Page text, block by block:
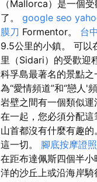
（Mallorca）是一個
了。 google seo
膜刀 Formentor。 台
9.5公里的小鎮。 可以
里（Sidari）的受歡迎
科孚島最著名的景點之
為“愛情頻道”和“戀人'
岩壁之間有一個類似
在一起，您必須分配
山首都沒有什麼有趣
這一切。 腳底按摩證照
在距布達佩斯四個半小
洋的沙丘上或沿海岸騎